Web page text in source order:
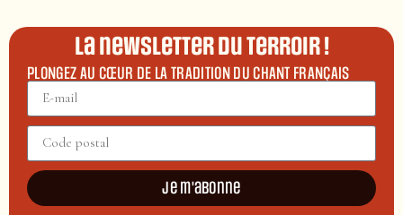
La newsletter du terroir !
PLONGEZ AU CŒUR DE LA TRADITION DU CHANT FRANÇAIS
Je m'abonne